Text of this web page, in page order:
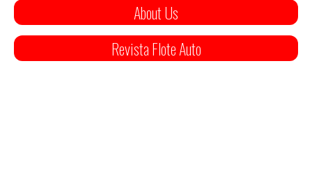
About Us
Revista Flote Auto